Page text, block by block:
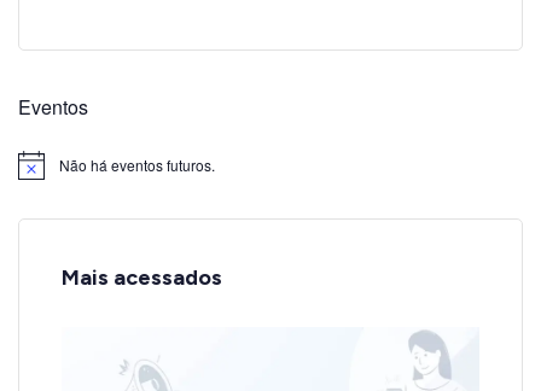
Eventos
Notice Não há eventos futuros.
Mais acessados